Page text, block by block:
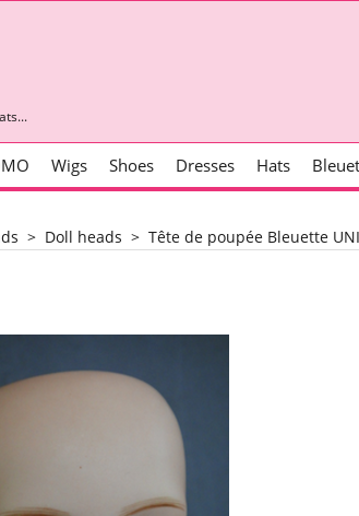
Wigs Shoes Dresses Hats
> Doll heads > Tête de poupée Bleuette